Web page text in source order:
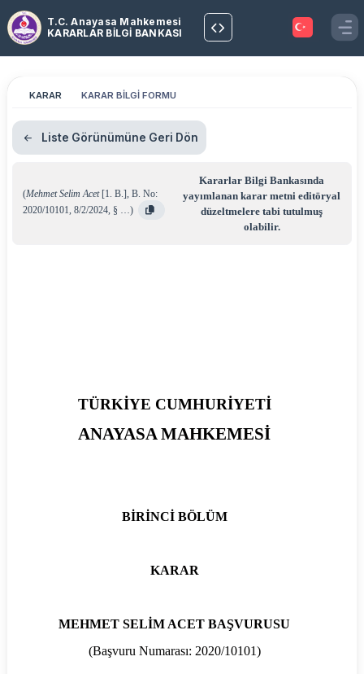
T.C. Anayasa Mahkemesi
KARARLAR BİLGİ BANKASI
KARAR KARAR BİLGİ FORMU
Liste Görünümüne Geri Dön
(Mehmet Selim Acet[1. B.], B. No:
2020/10101, 8/2/2024, § …)
Kararlar Bilgi Bankasında
yayımlanan karar metni editöryal
düzeltmelere tabi tutulmuş
olabilir.